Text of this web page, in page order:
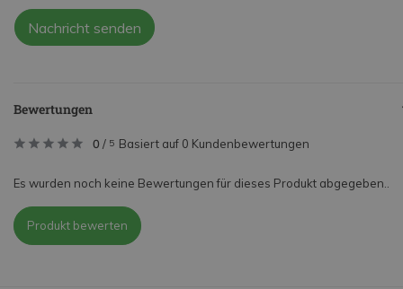
Nachricht senden
Bewertungen
0 / 5 Basiert auf 0 Kundenbewertungen
Es wurden noch keine Bewertungen für dieses Produkt abgegeben..
Produkt bewerten